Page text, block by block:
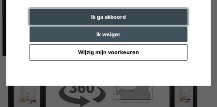
Ik ga akkoord
Ik weiger
Wijzig mijn voorkeuren